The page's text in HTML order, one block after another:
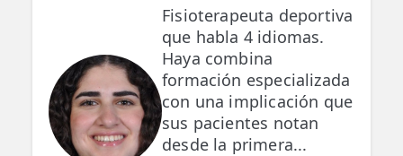
Fisioterapeuta deportiva
que habla 4 idiomas.
Haya combina
formación especializada
con una implicación que
sus pacientes notan
desde la primera...